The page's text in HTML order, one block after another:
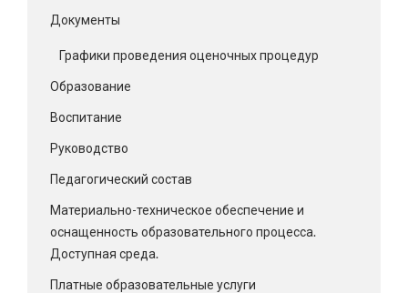
Документы
Графики проведения оценочных процедур
Образование
Воспитание
Руководство
Педагогический состав
Материально-техническое обеспечение и
оснащенность образовательного процесса.
Доступная среда.
Платные образовательные услуги